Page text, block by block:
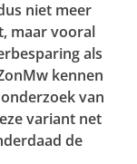
niet meer
maar vooral
als
kennen
van
variant net
de